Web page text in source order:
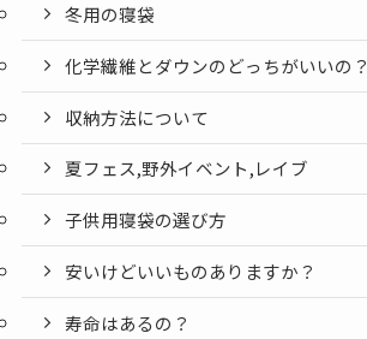
冬用の寝袋
化学繊維とダウンのどっちがいいの？
収納方法について
夏フェス,野外イベント,レイブ
子供用寝袋の選び方
安いけどいいものありますか？
寿命はあるの？